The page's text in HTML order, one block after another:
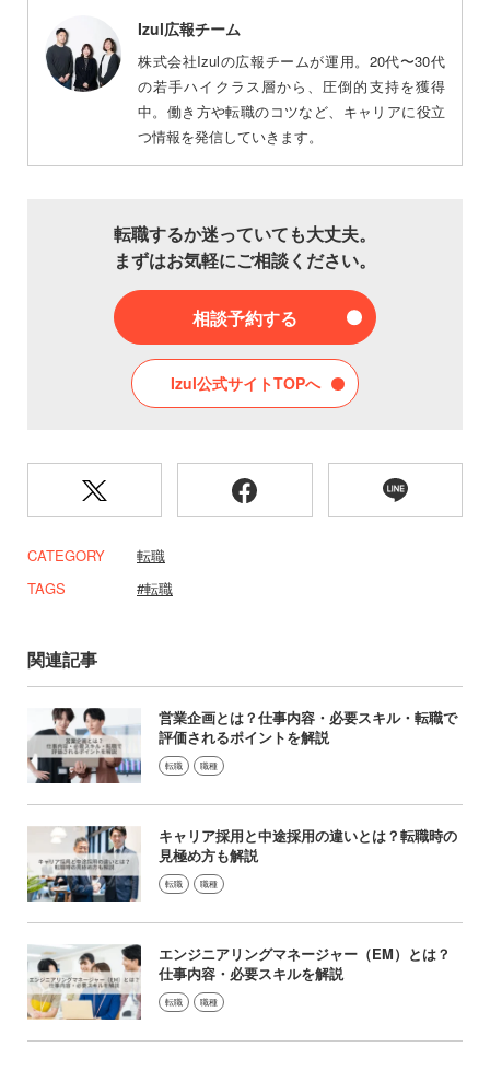
Izul広報チーム
株式会社Izulの広報チームが運用。20代〜30代
の若手ハイクラス層から、圧倒的支持を獲得
中。働き方や転職のコツなど、キャリアに役立
つ情報を発信していきます。
転職するか迷っていても大丈夫。
まずはお気軽にご相談ください。
相談予約する
Izul公式サイトTOPへ
CATEGORY
転職
TAGS
転職
関連記事
営業企画とは？仕事内容・必要スキル・転職で
評価されるポイントを解説
転職 職種
キャリア採用と中途採用の違いとは？転職時の
見極め方も解説
転職 職種
エンジニアリングマネージャー（EM）とは？
仕事内容・必要スキルを解説
転職 職種